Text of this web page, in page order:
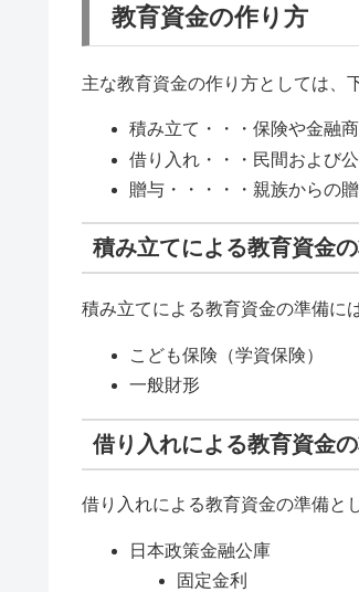
教育資金の作り方
主な教育資金の作り方としては、
積み立て・・・保険や金融
借り入れ・・・民間および
贈与・・・・・親族からの
積み立てによる教育資金
積み立てによる教育資金の準備に
こども保険（学資保険）
一般財形
借り入れによる教育資金
借り入れによる教育資金の準備と
日本政策金融公庫
固定金利